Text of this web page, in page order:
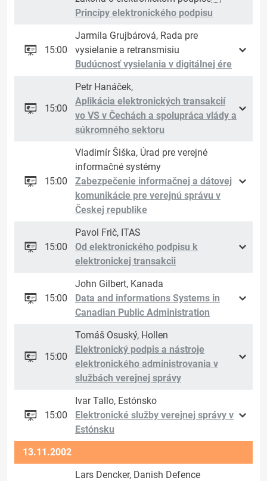
Princípy elektronického podpisu
15:00
Jarmila Grujbárová, Rada pre
vysielanie a retransmisiu
Budúcnosť vysielania v digitálnej ére
15:00
Petr Hanáček,
Aplikácia elektronických transakcií
vo VS v Čechách a spolupráca vlády a
súkromného sektoru
15:00
Vladimír Šiška, Úrad pre verejné
informačné systémy
Zabezpečenie informačnej a dátovej
komunikácie pre verejnú správu v
Českej republike
15:00
Pavol Frič, ITAS
Od elektronického podpisu k
elektronickej transakcii
15:00
John Gilbert, Kanada
Data and informations Systems in
Canadian Public Administration
15:00
Tomáš Osuský, Hollen
Elektronický podpis a nástroje
elektronického administrovania v
službách verejnej správy
15:00
Ivar Tallo, Estónsko
Elektronické služby verejnej správy v
Estónsku
13.11.2002
Lars Dencker, Danish Defence